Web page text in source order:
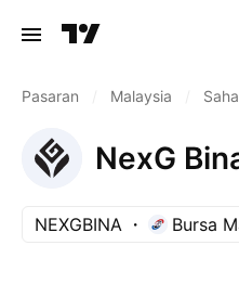
Pasaran Malaysia
NexG
NEXGBINA Bursa